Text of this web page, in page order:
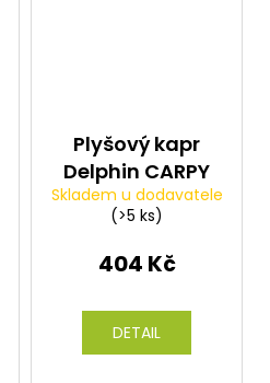
Plyšový kapr
Delphin CARPY
Skladem u dodavatele
(>5 ks)
404 Kč
DETAIL